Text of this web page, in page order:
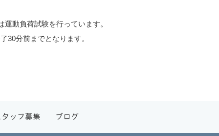
運動負荷試験を行っています。
30分前までとなります。
タッフ募集 ブログ